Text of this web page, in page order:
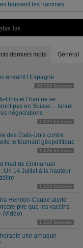
haïssent les hommes
lus
derniers mois Général
envahit l’Espagne
20,095 lectures
Unis et l’Iran ne se
pas en Suisse… Israël
négociations
1,631 lectures
des États-Unis contre
le tournant géopolitique
1,626 lectures
final de Emmanuel
: Un 14 Juillet à la hauteur
1,251 lectures
Henrion-Caude alerte :
pire que les vaccins
(Vidéo)
1,215 lectures
une arnaque